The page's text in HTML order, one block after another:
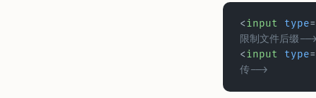
<input type=
限制文件后缀--
<input type=
传-->